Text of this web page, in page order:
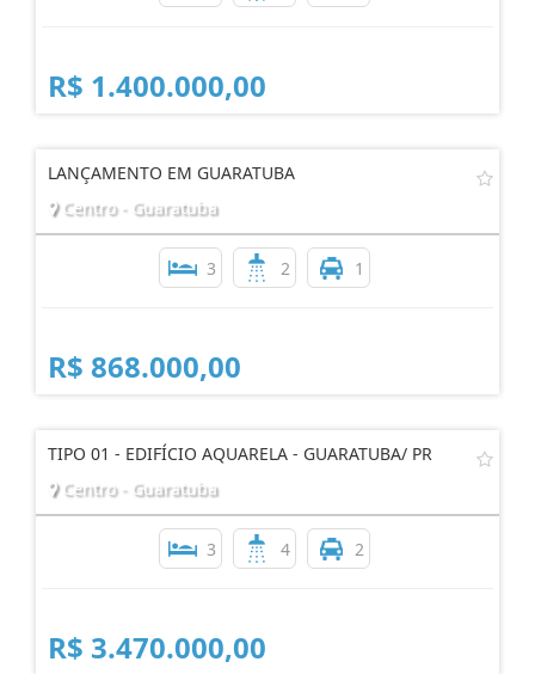
R$ 1.400.000,00
LANÇAMENTO EM GUARATUBA
Centro - Guaratuba
3 2 1
R$ 868.000,00
TIPO 01 - EDIFÍCIO AQUARELA - GUARATUBA/ PR
Centro - Guaratuba
3 4 2
R$ 3.470.000,00